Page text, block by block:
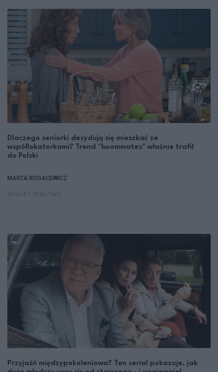
Dlaczego seniorki decydują się mieszkać ze
współlokatorkami? Trend "boommates" właśnie trafił
do Polski
MARTA ROGACEWICZ
Przyjaźń międzypokoleniowa? Ten serial pokazuje, jak